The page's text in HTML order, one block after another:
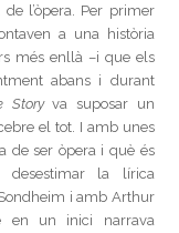
l’òpera. Per primer
a una història
més enllà –i que els
abans i durant
Storyva suposar un
el tot. I amb unes
de ser òpera i què és
desestimar la lírica
i amb Arthur
en un inici narrava